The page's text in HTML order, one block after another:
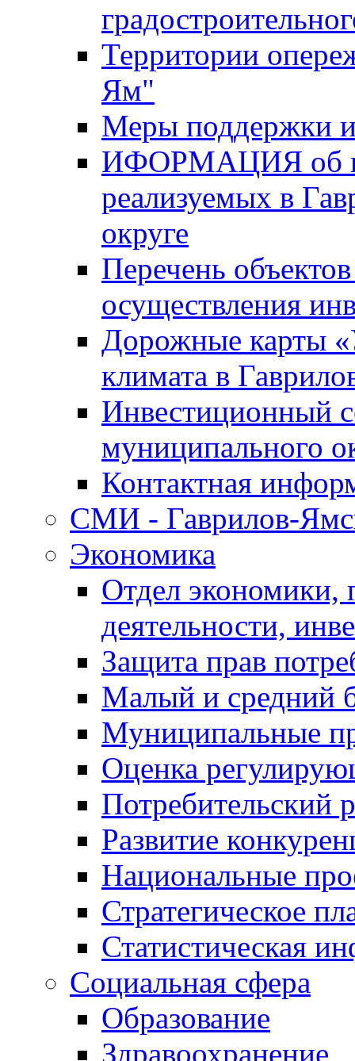
Территории
Ям"
Меры поддержки
ИФОРМАЦИЯ об
реализуемых в
округе
Перечень
осуществления
Дорожные карты
климата в
Инвестиционный
муниципального
Контактная
СМИ - Гаврилов-
Экономика
Отдел экономики,
деятельности,
Защита прав
Малый и средний
Муниципальные
Оценка
Потребительский
Развитие
Национальные
Стратегическое
Статистическая
Социальная сфера
Образование
Здравоохранение